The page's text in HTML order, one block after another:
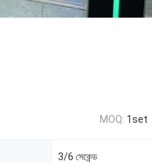
MOQ: 1set
3/6 সেকেন্ড